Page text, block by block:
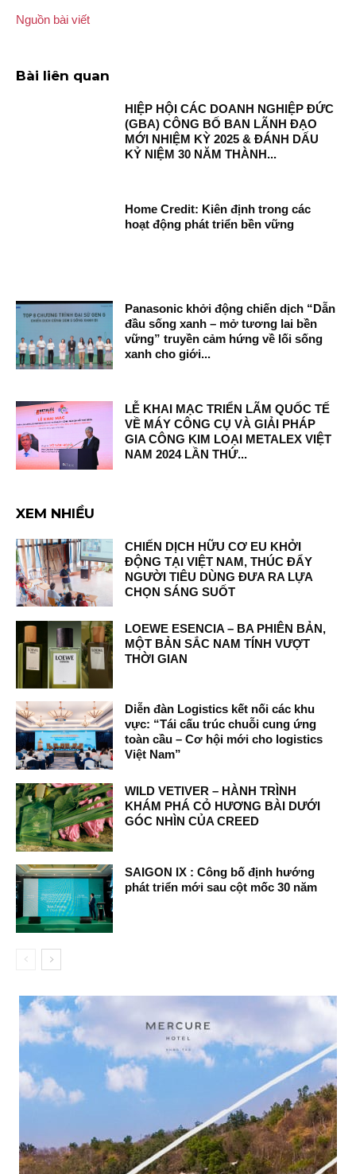
Nguồn bài viết
Bài liên quan
HIỆP HỘI CÁC DOANH NGHIỆP ĐỨC
(GBA) CÔNG BỐ BAN LÃNH ĐẠO
MỚI NHIỆM KỲ 2025 & ĐÁNH DẤU
KỶ NIỆM 30 NĂM THÀNH...
Home Credit: Kiên định trong các
hoạt động phát triển bền vững
Panasonic khởi động chiến dịch “Dẫn
đầu sống xanh – mở tương lai bền
vững” truyền cảm hứng về lối sống
xanh cho giới...
LỄ KHAI MẠC TRIỂN LÃM QUỐC TẾ
VỀ MÁY CÔNG CỤ VÀ GIẢI PHÁP
GIA CÔNG KIM LOẠI METALEX VIỆT
NAM 2024 LẦN THỨ...
XEM NHIỀU
CHIẾN DỊCH HỮU CƠ EU KHỞI
ĐỘNG TẠI VIỆT NAM, THÚC ĐẨY
NGƯỜI TIÊU DÙNG ĐƯA RA LỰA
CHỌN SÁNG SUỐT
LOEWE ESENCIA – BA PHIÊN BẢN,
MỘT BẢN SẮC NAM TÍNH VƯỢT
THỜI GIAN
Diễn đàn Logistics kết nối các khu
vực: “Tái cấu trúc chuỗi cung ứng
toàn cầu – Cơ hội mới cho logistics
Việt Nam”
WILD VETIVER – HÀNH TRÌNH
KHÁM PHÁ CỎ HƯƠNG BÀI DƯỚI
GÓC NHÌN CỦA CREED
SAIGON IX : Công bố định hướng
phát triển mới sau cột mốc 30 năm